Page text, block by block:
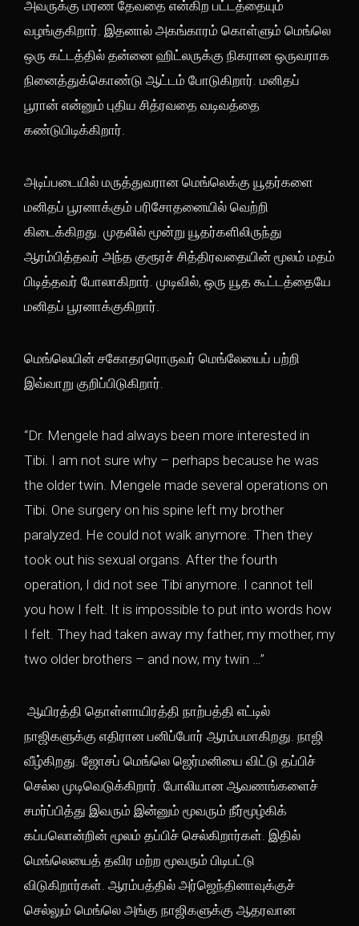
அவருக்கு மரண தேவதை என்கிற பட்டத்தையும்
வழங்குகிறார். இதனால் அகங்காரம் கொள்ளும் மெங்லெ
ஒரு கட்டத்தில் தன்னை ஹிட்லருக்கு நிகரான ஒருவராக
நினைத்துக்கொண்டு ஆட்டம் போடுகிறார். மனிதப்
பூரான் என்னும் புதிய சித்ரவதை வடிவத்தை
கண்டுபிடிக்கிறார்.
அடிப்படையில் மருத்துவரான மெங்லெக்கு யூதர்களை
மனிதப் பூரனாக்கும் பரிசோதனையில் வெற்றி
கிடைக்கிறது. முதலில் மூன்று யூதர்களிலிருந்து
ஆரம்பித்தவர் அந்த குரூரச் சித்திரவதையின் மூலம் மதம்
பிடித்தவர் போலாகிறார். முடிவில், ஒரு யூத கூட்டத்தையே
மனிதப் பூரனாக்குகிறார்.
மெங்லெயின் சகோதரரொருவர் மெங்லேயைப் பற்றி
இவ்வாறு குறிப்பிடுகிறார்.
“Dr. Mengele had always been more interested in
Tibi. I am not sure why – perhaps because he was
the older twin. Mengele made several operations on
Tibi. One surgery on his spine left my brother
paralyzed. He could not walk anymore. Then they
took out his sexual organs. After the fourth
operation, I did not see Tibi anymore. I cannot tell
you how I felt. It is impossible to put into words how
I felt. They had taken away my father, my mother, my
two older brothers – and now, my twin …”
ஆயிரத்தி தொள்ளாயிரத்தி நாற்பத்தி எட்டில்
நாஜிகளுக்கு எதிரான பனிப்போர் ஆரம்பமாகிறது. நாஜி
வீழ்கிறது. ஜோசப் மெங்லெ ஜெர்மனியை விட்டு தப்பிச்
செல்ல முடிவெடுக்கிறார். போலியான ஆவணங்களைச்
சமர்ப்பித்து இவரும் இன்னும் மூவரும் நீர்மூழ்கிக்
கப்பலொன்றின் மூலம் தப்பிச் செல்கிறார்கள். இதில்
மெங்லெயைத் தவிர மற்ற மூவரும் பிடிபட்டு
விடுகிறார்கள். ஆரம்பத்தில் அர்ஜெந்தினாவுக்குச்
செல்லும் மெங்லெ அங்கு நாஜிகளுக்கு ஆதரவான